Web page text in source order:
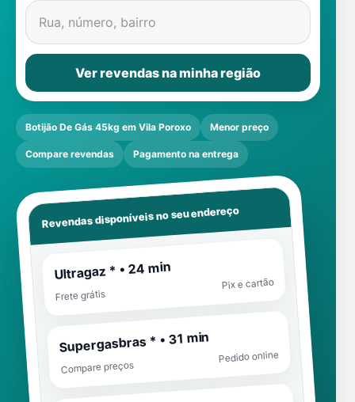
Contatos
Rua, número, bairro
Ver revendas na minha região
Botijão De Gás 45kg em Vila Poroxo Menor preço
Compare revendas Pagamento na entrega
Revendas disponíveis no seu endereço
Ultragaz * • 24 min
Frete grátis
Pix e cartão
Supergasbras * • 31 min
Compare preços
Pedido online